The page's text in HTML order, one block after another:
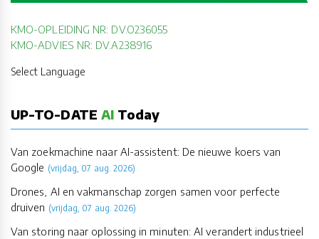
KMO-OPLEIDING NR: DV.O236055
KMO-ADVIES NR: DV.A238916
Select Language
UP-TO-DATE AI Today
Van zoekmachine naar AI-assistent: De nieuwe koers van
Google (vrijdag, 07 aug. 2026)
Drones, AI en vakmanschap zorgen samen voor perfecte
druiven (vrijdag, 07 aug. 2026)
Van storing naar oplossing in minuten: AI verandert industrieel